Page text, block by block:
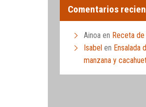
Comentarios
Ainoa en Receta
Isabel en Ensalada
manzana y